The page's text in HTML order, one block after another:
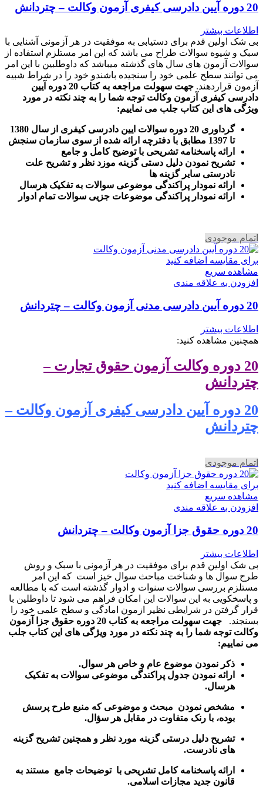
20 دوره آیین دادرسی کیفری آزمون وکالت – چتردانش
اطلاعات بیشتر
بی شک اولین قدم برای دستیابی به موفقیت در هر آزمونی آشنایی با
سبک و شیوه سوالات طراح می باشد که این امر مستلزم استفاده از
سوالات آزمون های سال های گذشته میباشد که داوطلبین با این امر
می توانند سطح علمی خود را سنجیده باشندو خود را در شراط شبیه
آزمون قراردهند.
جهت سهولت مراجعه به کتاب 20 دوره آیین
دادرسی کیفری آزمون وکالت توجه شما را به چند نکته در مورد
ویژگی های این کتاب جلب می نماییم:
گرداوری 20 دوره سوالات ایین دادرسی کیفری از سال 1380
تا 1397 مطابق با دفترچه ارائه شده از سوی سازمان سنجش
ارائه پاسخنامه تشریحی با توضیح کامل و جامع
تشریح نمودن دلیل دستی گزینه موزد نظر و تشریح علت
نادرستی سایر گزینه ها
ارائه نمودار پراکندگی موضوعی سوالات به تفکیک هرسال
رائه نمودار پراکندگی موضوعات جزیی سوالات تمام ادوار
اتمام موجودی
برای مقایسه اضافه کنید
مشاهده سریع
افزودن به علاقه مندی
20 دوره آیین دادرسی مدنی آزمون وکالت – چتردانش
اطلاعات بیشتر
همچنین مشاهده کنید:
20 دوره وکالت آزمون حقوق تجارت –
چتردانش
20 دوره آیین دادرسی کیفری آزمون وکالت –
چتردانش
اتمام موجودی
برای مقایسه اضافه کنید
مشاهده سریع
افزودن به علاقه مندی
20 دوره حقوق جزا آزمون وکالت – چتردانش
اطلاعات بیشتر
بی شک اولین قدم برای موفقیت در هر آزمونی با سبک و روش
طرح سوال ها و شناخت مباحث سوال خیز است که این امر
مستلزم بررسی سوالات سنوات و ادوار گذشته است که با مطالعه
و پاسخکویی به این سوالات این امکان فراهم می شود تا داوطلین با
قرار گرفتن در شرایطی نظیر ازمون امادگی و سطح علمی خود را
بسنجند.
جهت سهولت مراجعه به کتاب 20 دوره حقوق جزا آزمون
وکالت توجه شما را به چند نکته در مورد ویژگی های این کتاب جلب
می نماییم:
ذکر نمودن موضوع عام و خاص هر سوال.
ارائه نمودن جدول پراکندگی موضوعی سوالات به تفکیک
هرسال.
مشخص نمودن مبحث و موضوعی که منبع طرح پرسش
بوده، با رنک متفاوت در مقابل هر سؤال.
تشریح دلیل درستی گزینه مورد نظر و همچنین تشریح گزینه
های نادرست.
ارائه پاسخنامه کامل تشریحی با توضیحات جامع مستند به
قانون جدید مجازات اسلامی.